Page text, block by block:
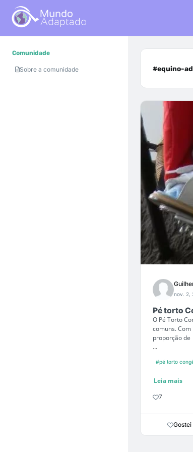
Comunidade
Sobre a comunidade #equino-
nov. 2,
Pé torto
O Pé Torto
comuns.
proporção de
...
#pé torto
Leia mais
7
Gostei